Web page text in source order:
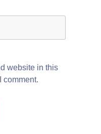
website in this
comment.